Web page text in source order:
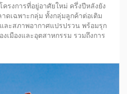
รงการที่อยู่อาศัยใหม่ ครึ่งปีหลังยัง
ดเฉพาะกลุ่ม ทั้งกลุ่มลูกค้าต่อเติม
ะสภาพอากาศแปรปรวน พร้อมรุก
เมืองและอุตสาหกรรม รวมถึงการ